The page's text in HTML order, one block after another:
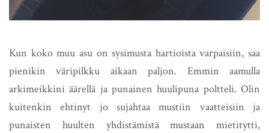
Kun koko muu asu on sysimusta hartioista varpaisiin, saa
pienikin väripilkku aikaan paljon. Emmin aamulla
arkimeikkini äärellä ja punainen huulipuna poltteli. Olin
kuitenkin ehtinyt jo sujahtaa mustiin vaatteisiin ja
punaisten huulten yhdistämistä mustaan mietitytti,